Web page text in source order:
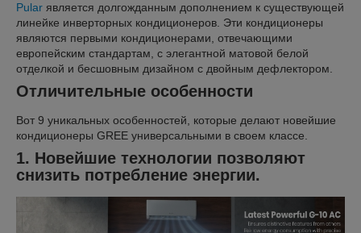
Pular является долгожданным дополнением к существующей
линейке инверторных кондиционеров. Эти кондиционеры
являются первыми кондиционерами, отвечающими
европейским стандартам, с элегантной матовой белой
отделкой и бесшовным дизайном с двойным дефлектором.
Отличительные особенности
Вот 9 уникальных особенностей, которые делают новейшие
кондиционеры GREE универсальными в своем классе.
1. Новейшие технологии позволяют
снизить потребление энергии.